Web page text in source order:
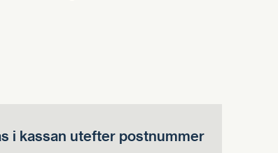
i kassan utefter postnummer